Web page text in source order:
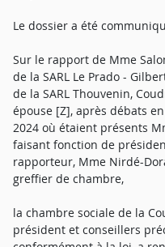
Le dossier a été
Sur le rapport de Mme
de la SARL Le Prado -
de la SARL Thouvenin,
épouse [Z], après débats
2024 où étaient présents
faisant fonction de
rapporteur, Mme Nirdé-
greffier de chambre,
la chambre sociale de la
président et conseillers